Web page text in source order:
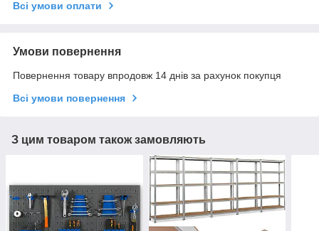
Всі умови оплати
Умови повернення
Повернення товару впродовж 14 днів за рахунок покупця
Всі умови повернення
З цим товаром також замовляють